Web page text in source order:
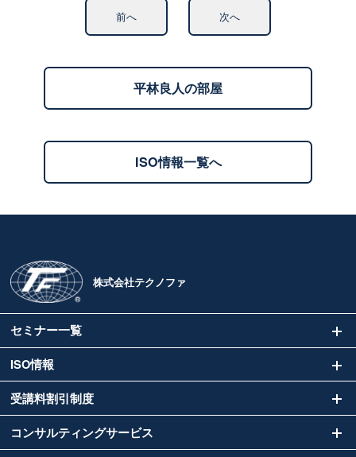
前へ 次へ
平林良人の部屋
ISO情報一覧へ
株式会社テクノファ
セミナー一覧
ISO情報
受講料割引制度
コンサルティングサービス